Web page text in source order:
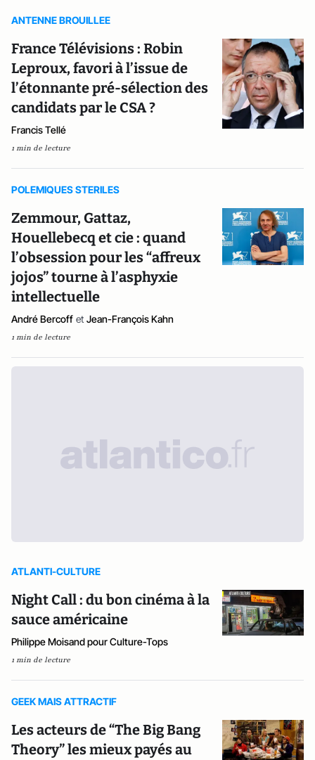
ANTENNE BROUILLEE
France Télévisions : Robin
Leproux, favori à l’issue de
l’étonnante pré-sélection des
candidats par le CSA ?
Francis Tellé
1 min de lecture
POLEMIQUES STERILES
Zemmour, Gattaz,
Houellebecq et cie : quand
l’obsession pour les “affreux
jojos” tourne à l’asphyxie
intellectuelle
André Bercoff et Jean-François Kahn
1 min de lecture
ATLANTI-CULTURE
Night Call : du bon cinéma à la
sauce américaine
Philippe Moisand pour Culture-Tops
1 min de lecture
GEEK MAIS ATTRACTIF
Les acteurs de “The Big Bang
Theory” les mieux payés au